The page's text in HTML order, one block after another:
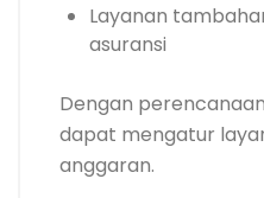
Layanan
asuransi
Dengan
dapat mengatur
anggaran.